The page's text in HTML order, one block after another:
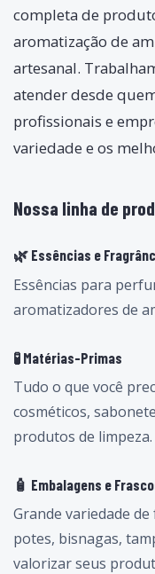
completa de
aromatização de
artesanal.
atender desde
profissionais e
variedade e os
Nossa linha de
🌿 Essências e
Essências para
aromatizadores de
🧪 Matérias-Primas
Tudo o que você
cosméticos,
produtos de limpeza.
🧴 Embalagens e
Grande variedade
potes, bisnagas,
valorizar seus